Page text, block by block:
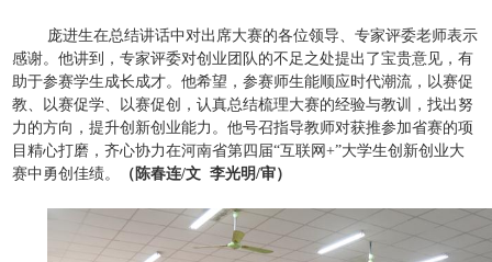
庞进生在总结讲话中对出席大赛的各位领导、专家评委老师表示
感谢。他讲到，专家评委对创业团队的不足之处提出了宝贵意见，有
助于参赛学生成长成才。他希望，参赛师生能顺应时代潮流，以赛促
教、以赛促学、以赛促创，认真总结梳理大赛的经验与教训，找出努
力的方向，提升创新创业能力。他号召指导教师对获推参加省赛的项
目精心打磨，齐心协力在河南省第四届“互联网+”大学生创新创业大
赛中勇创佳绩。
（陈春连/文 李光明/审）